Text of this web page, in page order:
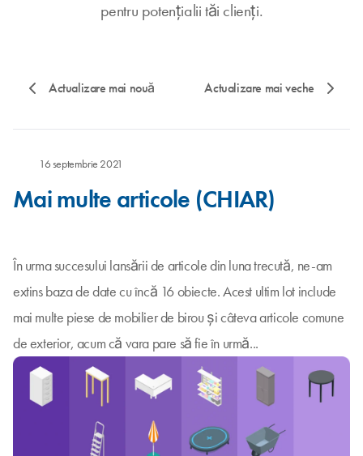
pentru potențialii tăi clienți.
Actualizare mai nouă Actualizare mai veche
16 septembrie 2021
Mai multe articole (CHIAR)
În urma succesului lansării de articole din luna trecută, ne-am
extins baza de date cu încă 16 obiecte. Acest ultim lot include
mai multe piese de mobilier de birou și câteva articole comune
de exterior, acum că vara pare să fie în urmă...